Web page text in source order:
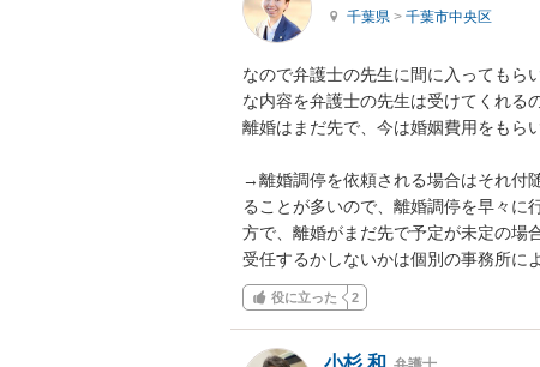
千葉県 > 千葉市中央区
なので弁護士の先生に間に入ってもら
な内容を弁護士の先生は受けてくれる
離婚はまだ先で、今は婚姻費用をもら
→離婚調停を依頼される場合はそれ付
ることが多いので、離婚調停を早々に
方で、離婚がまだ先で予定が未定の場
受任するかしないかは個別の事務所に
役に立った 2
小杉 和